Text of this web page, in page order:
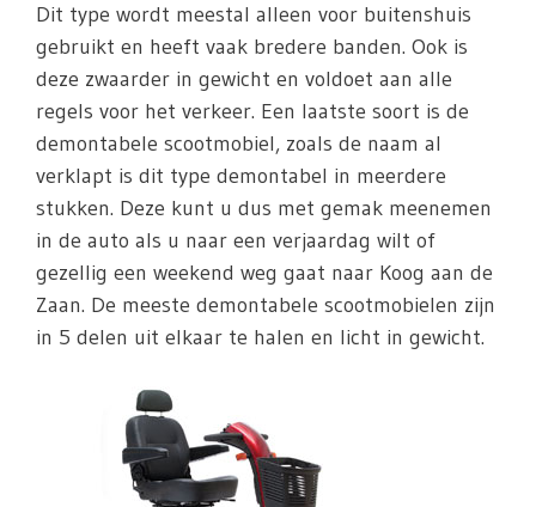
Dit type wordt meestal alleen voor buitenshuis
gebruikt en heeft vaak bredere banden. Ook is
deze zwaarder in gewicht en voldoet aan alle
regels voor het verkeer. Een laatste soort is de
demontabele scootmobiel, zoals de naam al
verklapt is dit type demontabel in meerdere
stukken. Deze kunt u dus met gemak meenemen
in de auto als u naar een verjaardag wilt of
gezellig een weekend weg gaat naar Koog aan de
Zaan. De meeste demontabele scootmobielen zijn
in 5 delen uit elkaar te halen en licht in gewicht.